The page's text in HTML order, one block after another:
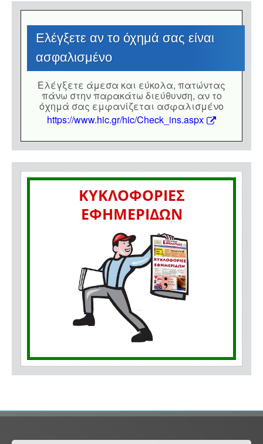
Eλέγξετε αν το όχημά σας είναι
ασφαλισμένο
Eλέγξετε άμεσα και εύκολα, πατώντας
πάνω στην παρακάτω διεύθυνση, αν το
όχημά σας εμφανίζεται ασφαλισμένο
https://www.hic.gr/hic/Check_ins.aspx
ΚΥΚΛΟΦΟΡΙΕΣ
ΕΦΗΜΕΡΙΔΩΝ